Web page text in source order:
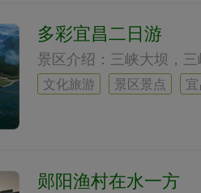
多彩宜昌二日游
文化旅游 景区景点
郧阳渔村在水一方